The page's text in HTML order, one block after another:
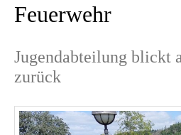
Feuerwehr
Jugendabteilung blickt
zurück